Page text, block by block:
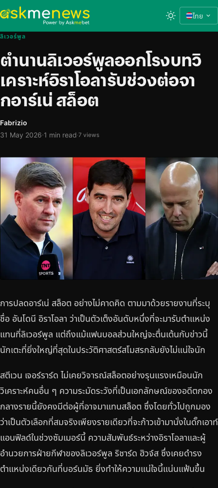
ไทย
ลิเวอร์พูล
ตำนานลิเวอร์พูลออกโรงบทวิ
เคราะห์อิราโอลารับช่วงต่อจา
กอาร์เน่ สล็อต
Fabrizio
31 May 2026·1 min read·7 views
การปลดอาร์เน่ สล็อต อย่างไม่คาดคิด ตามมาด้วยรายงานที่ระบุ
ชื่อ อันโดนี อิราโอลา ว่าเป็นตัวเต็งอันดับหนึ่งที่จะมารับตำแหน่ง
แทนที่ลิเวอร์พูล แต่ถึงแม้แฟนบอลส่วนใหญ่จะตื่นเต้นกับข่าวนี้
นักเตะที่ยิ่งใหญ่ที่สุดในประวัติศาสตร์สโมสรกลับยังไม่แน่ใจนัก
สตีเวน เจอร์ราร์ด ไม่เคยวิจารณ์สล็อตอย่างรุนแรงเหมือนนัก
วิเคราะห์คนอื่น ๆ ความระมัดระวังที่เป็นเอกลักษณ์ของอดีตกอง
กลางรายนี้ยังคงมีต่อผู้ที่อาจมาแทนสล็อต ซึ่งโดยทั่วไปถูกมอง
ว่าเป็นตัวเลือกที่สมจริงเพียงรายเดียวที่จะก้าวเข้ามานั่งในดั๊กเอาท์
แอนฟิลด์ในช่วงซัมเมอร์นี้ ความสัมพันธ์ระหว่างอิราโอลาและผู้
อำนวยการฝ่ายกีฬาของลิเวอร์พูล ริชาร์ด ฮิวจ์ส ซึ่งเคยดำรง
ตำแหน่งเดียวกันที่บอร์นมัธ ยิ่งทำให้ความแน่ใจนี้แน่นแฟ้นขึ้น